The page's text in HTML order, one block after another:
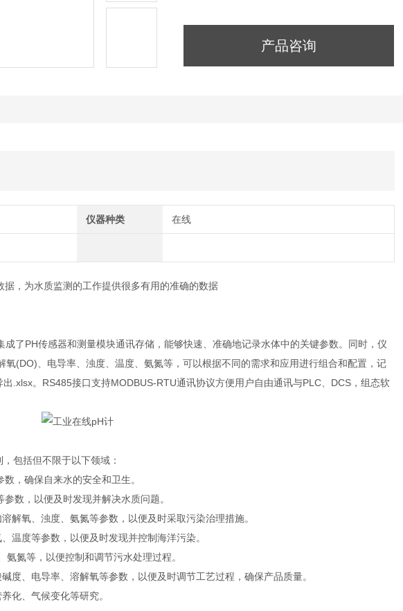
产品咨询
仪器种类 在线
，为水质监测的工作提供很多有用的准确的数据
了PH传感器和测量模块通讯存储，能够快速、准确地记录水体中的关键参数。同时，仪
(DO)、电导率、浊度、温度、氨氮等，可以根据不同的需求和应用进行组合和配置，记
.xlsx。RS485接口支持MODBUS-RTU通讯协议方便用户自由通讯与PLC、DCS，组态软
包括但不限于以下领域：
，确保自来水的安全和卫生。
数，以便及时发现并解决水质问题。
解氧、浊度、氨氮等参数，以便及时采取污染治理措施。
温度等参数，以便及时发现并控制海洋污染。
氮等，以便控制和调节污水处理过程。
度、电导率、溶解氧等参数，以便及时调节工艺过程，确保产品质量。
化、气候变化等研究。